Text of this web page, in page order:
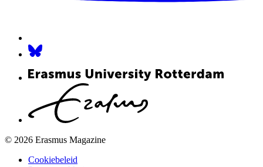
© 2026 Erasmus Magazine
Cookiebeleid